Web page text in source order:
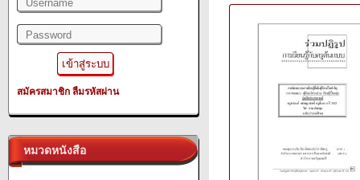
สมัครสมาชิก ลืมรหัสผ่าน
หมวดหนังสือ